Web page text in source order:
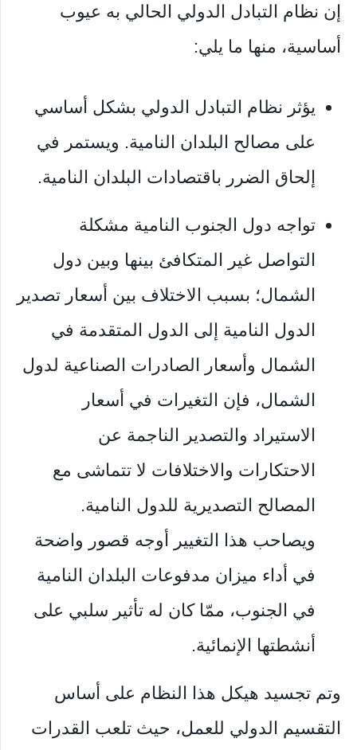
إن نظام التبادل الدولي الحالي به عيوب
أساسية، منها ما يلي:
يؤثر نظام التبادل الدولي بشكل أساسي
على مصالح البلدان النامية. ويستمر في
إلحاق الضرر باقتصادات البلدان النامية.
تواجه دول الجنوب النامية مشكلة
التواصل غير المتكافئ بينها وبين دول
الشمال؛ بسبب الاختلاف بين أسعار تصدير
الدول النامية إلى الدول المتقدمة في
الشمال وأسعار الصادرات الصناعية لدول
الشمال، فإن التغيرات في أسعار
الاستيراد والتصدير الناجمة عن
الاحتكارات والاختلافات لا تتماشى مع
المصالح التصديرية للدول النامية.
ويصاحب هذا التغيير أوجه قصور واضحة
في أداء ميزان مدفوعات البلدان النامية
في الجنوب، ممّا كان له تأثير سلبي على
أنشطتها الإنمائية.
وتم تجسيد هيكل هذا النظام على أساس
التقسيم الدولي للعمل، حيث تلعب القدرات